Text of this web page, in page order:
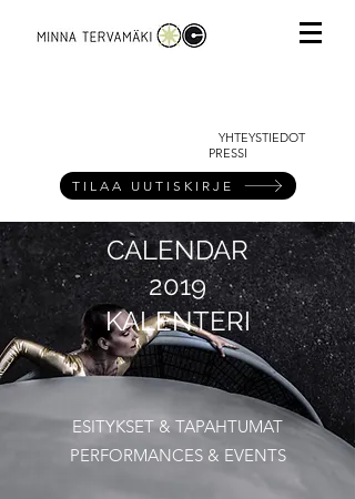
YHTEYSTIEDOT
PRESSI
TILAA UUTISKIRJE
CALENDAR
2019
KALENTERI
ESITYKSET & TAPAHTUMAT
PERFORMANCES & EVENTS